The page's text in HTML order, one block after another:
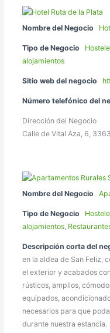
Nombre del Negocio
Tipo de Negocio
alojamientos
Sitio web del negocio
Número telefónico del
Dirección del Negocio
Calle de Vital Aza, 6,
Nombre del Negocio
Tipo de Negocio
alojamientos,
Descripción corta del
en la aldea de San Feliz,
el exterior y acabados
rústicos, amplios,
equipados,
necesarios para que
durante nuestra estancia.